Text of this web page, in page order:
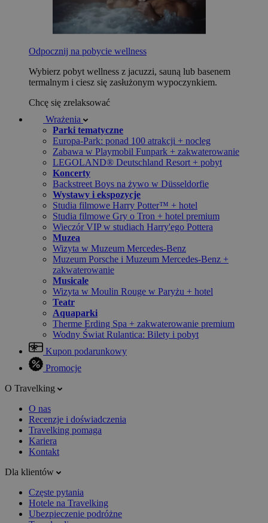
Odpocznij na pobycie wellness
Wybierz pobyt wellness z jacuzzi, sauną lub basenem
termalnym i ciesz się zasłużonym wypoczynkiem.
Chcę się zrelaksować
Wrażenia
Parki tematyczne
Europa-Park: ponad 100 atrakcji + nocleg
Zabawa w Playmobil Funpark + zakwaterowanie
LEGOLAND® Deutschland Resort + pobyt
Koncerty
Backstreet Boys na żywo w Düsseldorfie
Wystawy i ekspozycje
Studia filmowe Harry Potter™ + hotel
Studia filmowe Gry o Tron + hotel premium
Wieczór VIP w studiach Harry'ego Pottera
Muzea
Wizyta w Muzeum Mercedes-Benz
Muzeum Porsche i Muzeum Mercedes-Benz +
zakwaterowanie
Musicale
Wizyta w Moulin Rouge w Paryżu + hotel
Teatr
Aquaparki
Therme Erding Spa + zakwaterowanie premium
Wodny Świat Rulantica: Bilety i pobyt
Kupon podarunkowy
Promocje
O Travelking
O nas
Recenzje i doświadczenia
Travelking pomaga
Kariera
Kontakt
Dla klientów
Częste pytania
Hotele na Travelking
Ubezpieczenie podróżne